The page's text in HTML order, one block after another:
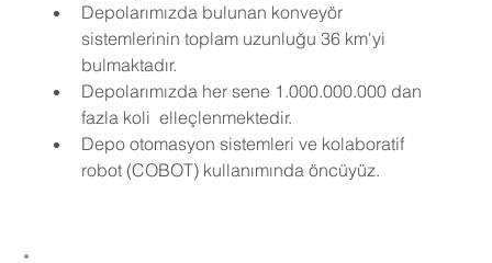
Depolarımızda bulunan konveyör
sistemlerinin toplam uzunluğu 36 km'yi
bulmaktadır.
Depolarımızda her sene 1.000.000.000 dan
fazla koli  elleçlenmektedir.
Depo otomasyon sistemleri ve kolaboratif
robot (COBOT) kullanımında öncüyüz.